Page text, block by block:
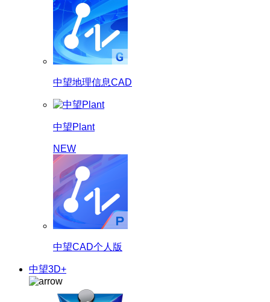
中望地理信息CAD
中望Plant
NEW
中望CAD个人版
中望3D+